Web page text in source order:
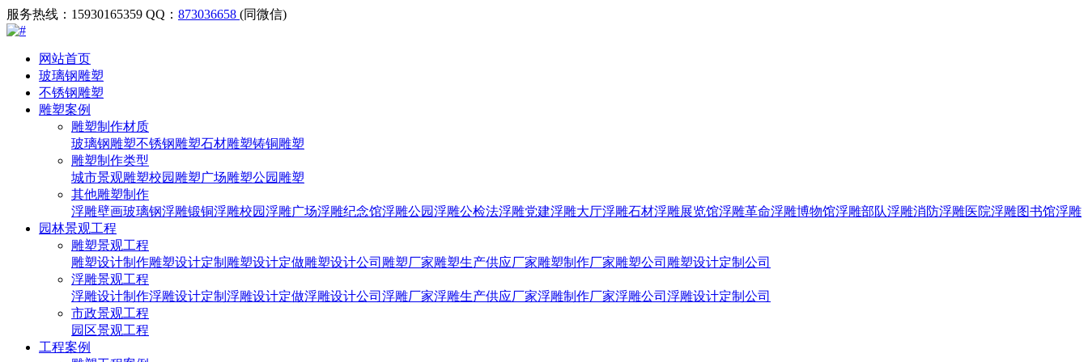
服务热线：15930165359 QQ： 873036658 (同微信)
网站首页
玻璃钢雕塑
不锈钢雕塑
雕塑案例
雕塑制作材质
玻璃钢雕塑不锈钢雕塑石材雕塑铸铜雕塑
雕塑制作类型
城市景观雕塑校园雕塑广场雕塑公园雕塑
其他雕塑制作
浮雕壁画玻璃钢浮雕锻铜浮雕校园浮雕广场浮雕纪念馆浮雕公园浮雕公检法浮雕党建浮雕大厅浮雕石材浮雕展览馆浮雕革命浮雕博物馆浮雕部队浮雕消防浮雕医院浮雕图书馆浮雕
园林景观工程
雕塑景观工程
雕塑设计制作雕塑设计定制 雕塑设计定做雕塑设计公司 雕塑厂家雕塑生产供应厂家雕塑制作厂家雕塑公司 雕塑设计定制公司
浮雕景观工程
浮雕设计制作浮雕设计定制 浮雕设计定做浮雕设计公司 浮雕厂家浮雕生产供应厂家浮雕制作厂家浮雕公司 浮雕设计定制公司
市政景观工程
园区景观工程
工程案例